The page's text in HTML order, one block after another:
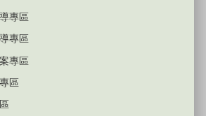
專區
專區
專區
區